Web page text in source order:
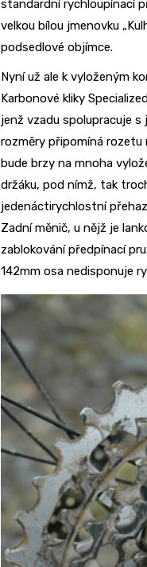
standardní rychloupínací
velkou bílou jmenovku
podsedlové objímce.
Nyní už ale k vyloženým
Karbonové kliky
jenž vzadu spolupracuje
rozměry připomíná rozetu
bude brzy na mnoha
držáku, pod nímž, tak
jedenáctirychlostní
Zadní měnič, u nějž je
zablokování předpínací
142mm osa nedisponuje